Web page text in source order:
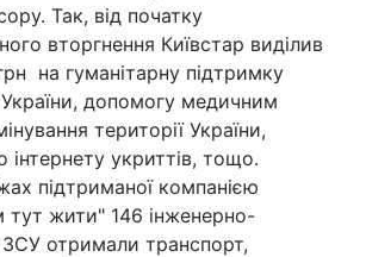
Статті
Думки
Вакансії
Так, від початку
вторгнення Київстар виділив
на гуманітарну підтримку
допомогу медичним
території України,
інтернету укриттів, тощо.
підтриманої компанією
тут жити" 146 інженерно-
отримали транспорт,